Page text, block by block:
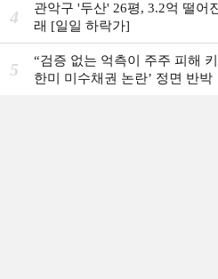
4
관악구 '두산' 26평, 3.2억 떨어
래 [일일 하락가]
5
“검증 없는 억측이 주주 피해
한미 미수채권 논란’ 정면 반박